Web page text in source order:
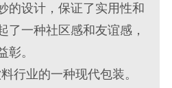
的设计，保证了实用性和
了一种社区感和友谊感，
彰。
料行业的一种现代包装。